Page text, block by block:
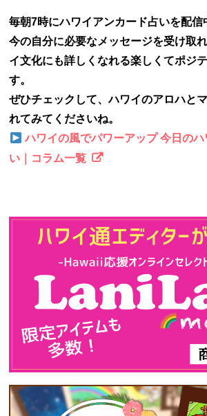
毎朝7時にハワイアンカード占いを配信
今の自分に必要なメッセージを受け取
イ文化にも詳しくなれる楽しくてポジ
す。
ぜひチェックして、ハワイのアロハと
れてみてくださいね。
ハワイの風でパワーアップ 今日の
い｜コラム一覧